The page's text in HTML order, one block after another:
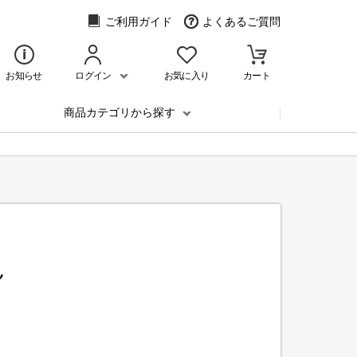
ご利用ガイド よくあるご質問
お知らせ ログイン お気に入り カート
商品カテゴリから探す